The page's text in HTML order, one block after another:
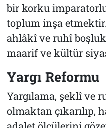
bir korku
toplum inşa
ahlâkî ve ruhî
maarif ve kültür
Yargı Reformu
Yargılama, şeklî ve
olmaktan çıkarılıp,